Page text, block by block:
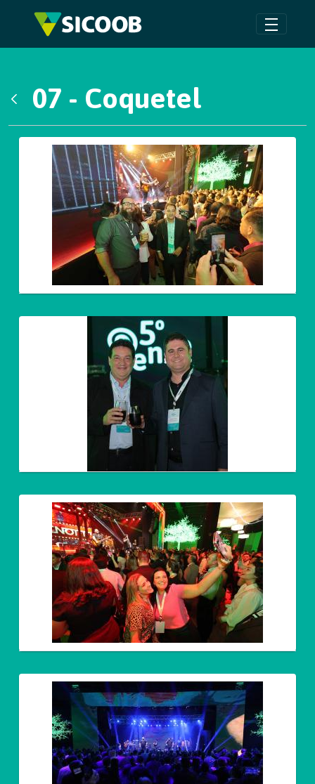
Pular para o Conteúdo principal
07 - Coquetel
Galeria de Mídias